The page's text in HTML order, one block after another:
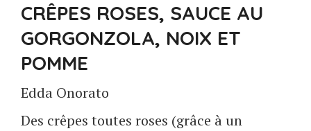
CRÊPES ROSES, SAUCE AU
GORGONZOLA, NOIX ET
POMME
Edda Onorato
Des crêpes toutes roses (grâce à un